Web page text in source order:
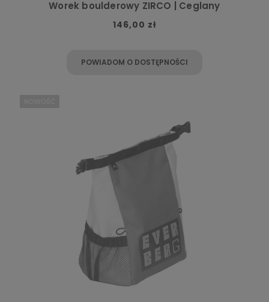
Worek boulderowy ZIRCO | Ceglany
146,00 zł
POWIADOM O DOSTĘPNOŚCI